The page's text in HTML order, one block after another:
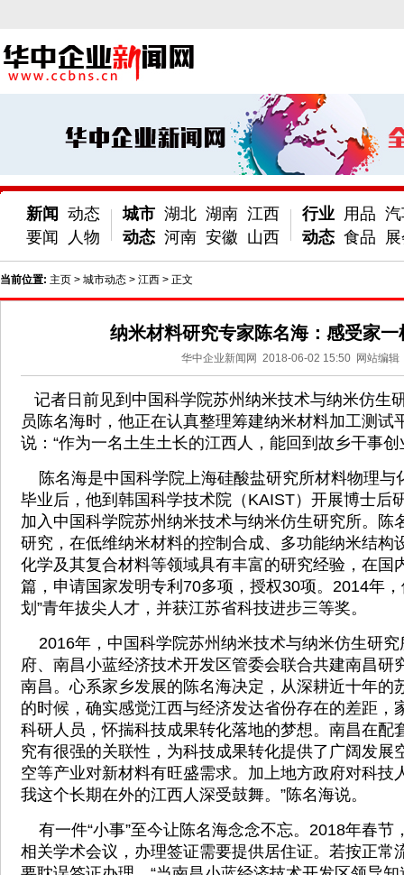
新闻
要闻
动态
人物
城市
动态
湖北 湖南 江西
河南 安徽 山西
行业
动态
用品
食品
当前位置: 主页 > 城市动态 > 江西 > 正文
纳米材料研究专家陈名海：感受家一
华中企业新闻网 2018-06-02 15:50 网站编辑
记者日前见到中国科学院苏州纳米技术与纳米仿生
员陈名海时，他正在认真整理筹建纳米材料加工测试
说：“作为一名土生土长的江西人，能回到故乡干事创
陈名海是中国科学院上海硅酸盐研究所材料物理与
毕业后，他到韩国科学技术院（KAIST）开展博士后
加入中国科学院苏州纳米技术与纳米仿生研究所。陈
研究，在低维纳米材料的控制合成、多功能纳米结构
化学及其复合材料等领域具有丰富的研究经验，在国
篇，申请国家发明专利70多项，授权30项。2014年
划”青年拔尖人才，并获江苏省科技进步三等奖。
2016年，中国科学院苏州纳米技术与纳米仿生研究
府、南昌小蓝经济技术开发区管委会联合共建南昌研
南昌。心系家乡发展的陈名海决定，从深耕近十年的
的时候，确实感觉江西与经济发达省份存在的差距，
科研人员，怀揣科技成果转化落地的梦想。南昌在配
究有很强的关联性，为科技成果转化提供了广阔发展
空等产业对新材料有旺盛需求。加上地方政府对科技
我这个长期在外的江西人深受鼓舞。”陈名海说。
有一件“小事”至今让陈名海念念不忘。2018年春节
相关学术会议，办理签证需要提供居住证。若按正常